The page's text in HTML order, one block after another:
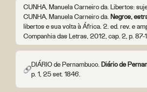
CUNHA, Manuela Carneiro da. Libertos:
CUNHA, Manuela Carneiro da. Negros,
libertos e sua volta à África. 2. ed. rev. e
Companhia das Letras, 2012, cap. 2, p. 87-
DIÁRIO de Pernambuco. Diário de
p. 1, 25 set. 1846.